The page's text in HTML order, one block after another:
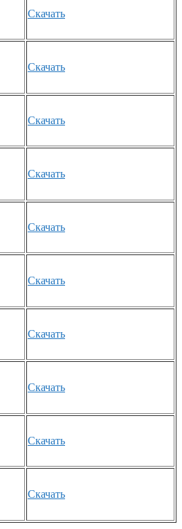
Скачать
Скачать
Скачать
Скачать
Скачать
Скачать
Скачать
Скачать
Скачать
Скачать